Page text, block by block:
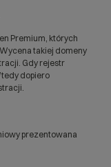
Premium, których
takiej domeny
Gdy rejestr
dopiero
prezentowana